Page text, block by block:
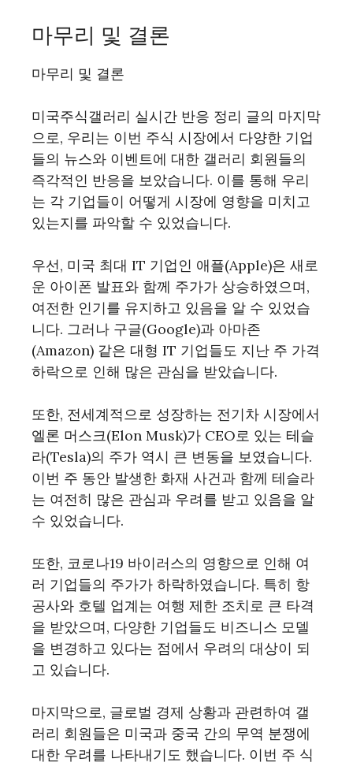
마무리 및 결론
마무리 및 결론
미국주식갤러리 실시간 반응 정리 글의 마지막
으로, 우리는 이번 주식 시장에서 다양한 기업
들의 뉴스와 이벤트에 대한 갤러리 회원들의
즉각적인 반응을 보았습니다. 이를 통해 우리
는 각 기업들이 어떻게 시장에 영향을 미치고
있는지를 파악할 수 있었습니다.
우선, 미국 최대 IT 기업인 애플(Apple)은 새로
운 아이폰 발표와 함께 주가가 상승하였으며,
여전한 인기를 유지하고 있음을 알 수 있었습
니다. 그러나 구글(Google)과 아마존
(Amazon) 같은 대형 IT 기업들도 지난 주 가격
하락으로 인해 많은 관심을 받았습니다.
또한, 전세계적으로 성장하는 전기차 시장에서
엘론 머스크(Elon Musk)가 CEO로 있는 테슬
라(Tesla)의 주가 역시 큰 변동을 보였습니다.
이번 주 동안 발생한 화재 사건과 함께 테슬라
는 여전히 많은 관심과 우려를 받고 있음을 알
수 있었습니다.
또한, 코로나19 바이러스의 영향으로 인해 여
러 기업들의 주가가 하락하였습니다. 특히 항
공사와 호텔 업계는 여행 제한 조치로 큰 타격
을 받았으며, 다양한 기업들도 비즈니스 모델
을 변경하고 있다는 점에서 우려의 대상이 되
고 있습니다.
마지막으로, 글로벌 경제 상황과 관련하여 갤
러리 회원들은 미국과 중국 간의 무역 분쟁에
대한 우려를 나타내기도 했습니다. 이번 주 식